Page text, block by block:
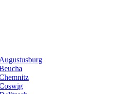
Augustusburg